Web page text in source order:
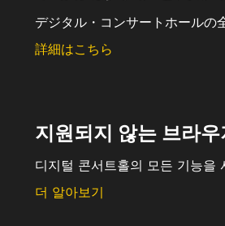
デジタル・コンサートホールの
詳細はこちら
지원되지 않는 브라
디지털 콘서트홀의 모든 기능을
더 알아보기